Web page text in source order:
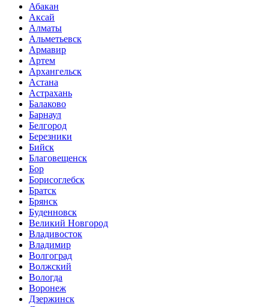
Абакан
Аксай
Алматы
Альметьевск
Армавир
Артем
Архангельск
Астана
Астрахань
Балаково
Барнаул
Белгород
Березники
Бийск
Благовещенск
Бор
Борисоглебск
Братск
Брянск
Буденновск
Великий Новгород
Владивосток
Владимир
Волгоград
Волжский
Вологда
Воронеж
Дзержинск